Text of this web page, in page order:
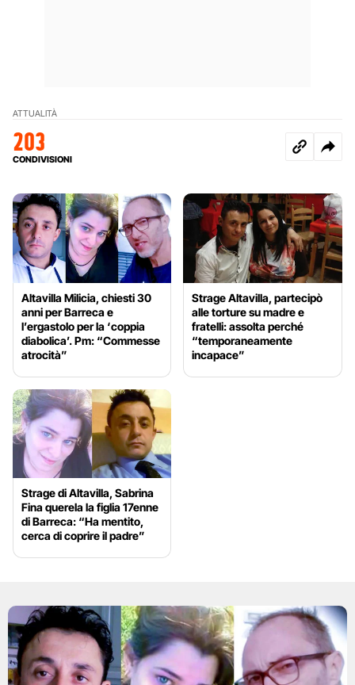
ATTUALITÀ
203
CONDIVISIONI
Altavilla Milicia, chiesti 30
anni per Barreca e
l’ergastolo per la ‘coppia
diabolica’. Pm: “Commesse
atrocità”
Strage Altavilla, partecipò
alle torture su madre e
fratelli: assolta perché
“temporaneamente
incapace”
Strage di Altavilla, Sabrina
Fina querela la figlia 17enne
di Barreca: “Ha mentito,
cerca di coprire il padre”